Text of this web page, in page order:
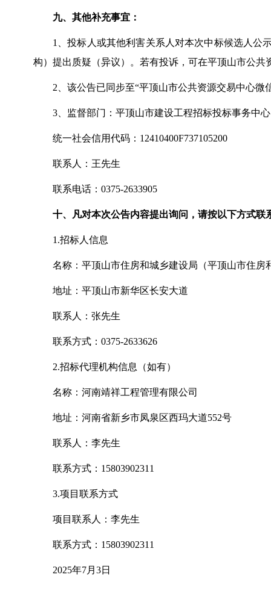
九、其他补充事宜：
1、投标人或其他利害关系人对本次中标候选人公
构）提出质疑（异议）。若有投诉，可在平顶山市公
2、该公告已同步至“平顶山市公共资源交易中心
3、监督部门：平顶山市建设工程招标投标事务中心
统一社会信用代码： 12410400F737105200
联系人：王先生
联系电话： 0375-2633905
十、凡对本次公告内容提出询问，请按以下方式联
1.招标人信息
名称：平顶山市住房和城乡建设局
地址：平顶山市新华区长安
联系人：张先生
联系方式： 0375-2633626
2.招标代理机构信息（如有）
名称：河南靖祥工程管理有
地址：河南省新乡市凤泉区西玛大道
联系人：李先生
联系方式： 15803902311
3.项目联系方式
项目联系人：李先生
联系方式： 15803902311
2025年7月3日